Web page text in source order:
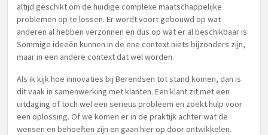
altijd geschikt om de huidige complexe maatschappelijke
problemen op te lossen. Er wordt voort gebouwd op wat
anderen al hebben verzonnen en dus op wat er al beschikbaar is.
Sommige ideeën kunnen in de ene context niets bijzonders zijn,
maar in een andere context dat wel worden.
Als ik kijk hoe innovaties bij Berendsen tot stand komen, dan is
dit vaak in samenwerking met klanten. Een klant zit met een
uitdaging of toch wel een serieus probleem en zoekt hulp voor
een oplossing. Of we komen er in de praktijk achter wat de
wensen en behoeften zijn en gaan hier op door ontwikkelen.